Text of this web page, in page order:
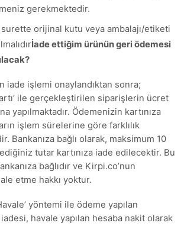
gerekmektedir.
orijinal kutu veya ambalajı/etiketi
İade ettiğim ürünün geri ödemesi
iade işlemi onaylandıktan sonra;
ile gerçekleştirilen siparişlerin ücret
yapılmaktadır. Ödemenizin kartınıza
işlem sürelerine göre farklılık
Bankanıza bağlı olarak, maksimum 10
tutar kartınıza iade edilecektir. Bu
bağlıdır ve Kirpi.co’nun
etme hakkı yoktur.
yöntemi ile ödeme yapılan
havale yapılan hesaba nakit olarak